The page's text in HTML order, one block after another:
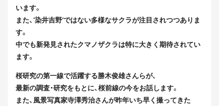
います。
また、‘染井吉野’ではない多様なサクラが注目されつつありま
す。
中でも新発見されたクマノザクラは特に大きく期待されてい
ます。
桜研究の第一線で活躍する勝木俊雄さんらが、
最新の調査・研究をもとに、桜前線の今をお話します。
また、風景写真家寺澤秀治さんが昨年いち早く撮ってきた